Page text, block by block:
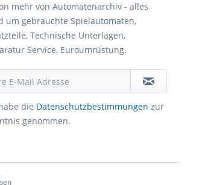
mehr von Automatenarchiv - alles
um gebrauchte Spielautomaten,
Technische Unterlagen,
Service, Euroumrüstung.
die Datenschutzbestimmungen zur
genommen.